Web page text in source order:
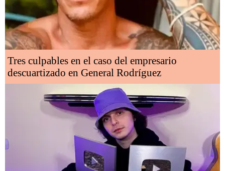
Tres culpables en el caso del empresario
descuartizado en General Rodríguez